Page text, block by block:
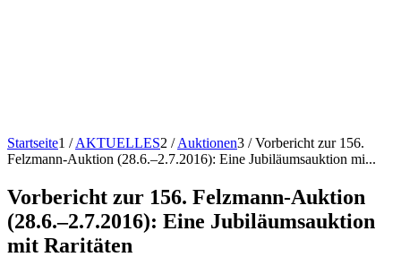
Startseite1 / AKTUELLES2 / Auktionen3 / Vorbericht zur 156.
Felzmann-Auktion (28.6.–2.7.2016): Eine Jubiläumsauktion mi...
Vorbericht zur 156. Felzmann-Auktion
(28.6.–2.7.2016): Eine Jubiläumsauktion
mit Raritäten